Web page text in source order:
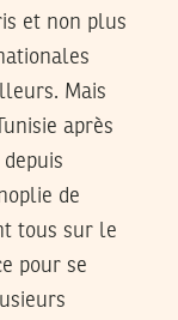
et non plus
Mais
après
de
tous sur le
pour se